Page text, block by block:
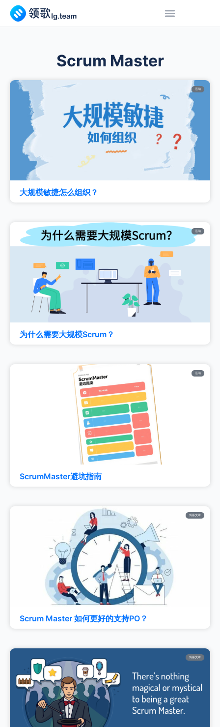
Scrum Master
活动
大规模敏捷怎么组织？
活动
为什么需要大规模Scrum？
活动
ScrumMaster避坑指南
博客文章
Scrum Master 如何更好的支持PO？
博客文章